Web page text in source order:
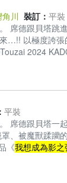
川 裝訂： 平裝
席德跟貝塔跳
…!! 以極度誇
2024
平裝
席德跟貝塔一
、被魔獸蹂躪
《我想成為影之
書贈精美典藏